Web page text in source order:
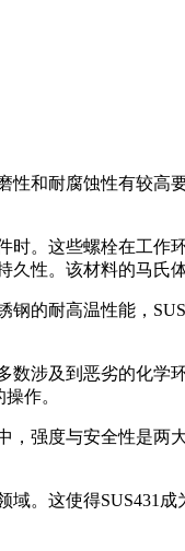
和耐腐蚀性有较
。这些螺栓在工
性。该材料的马氏
的耐高温性能，
涉及到恶劣的化
作。
强度与安全性是
。这使得SUS431